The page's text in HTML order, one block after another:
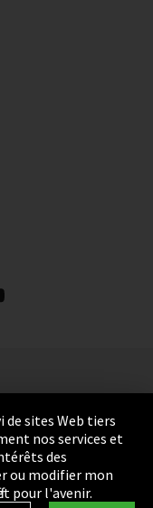
de sites Web tiers
nos services et
des
ou modifier mon
pour l'avenir.